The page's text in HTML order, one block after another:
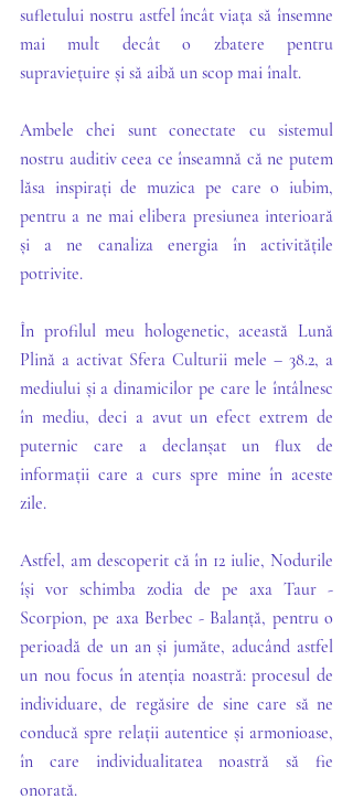
sufletului nostru astfel încât viața să însemne
mai mult decât o zbatere pentru
supraviețuire și să aibă un scop mai înalt.
Ambele chei sunt conectate cu sistemul
nostru auditiv ceea ce înseamnă că ne putem
lăsa inspirați de muzica pe care o iubim,
pentru a ne mai elibera presiunea interioară
și a ne canaliza energia în activitățile
potrivite.
În profilul meu hologenetic, această Lună
Plină a activat Sfera Culturii mele – 38.2, a
mediului și a dinamicilor pe care le întâlnesc
în mediu, deci a avut un efect extrem de
puternic care a declanșat un flux de
informații care a curs spre mine în aceste
zile.
Astfel, am descoperit că în 12 iulie, Nodurile
își vor schimba zodia de pe axa Taur -
Scorpion, pe axa Berbec - Balanță, pentru o
perioadă de un an și jumăte, aducând astfel
un nou focus în atenția noastră: procesul de
individuare, de regăsire de sine care să ne
conducă spre relații autentice și armonioase,
în care individualitatea noastră să fie
onorată.